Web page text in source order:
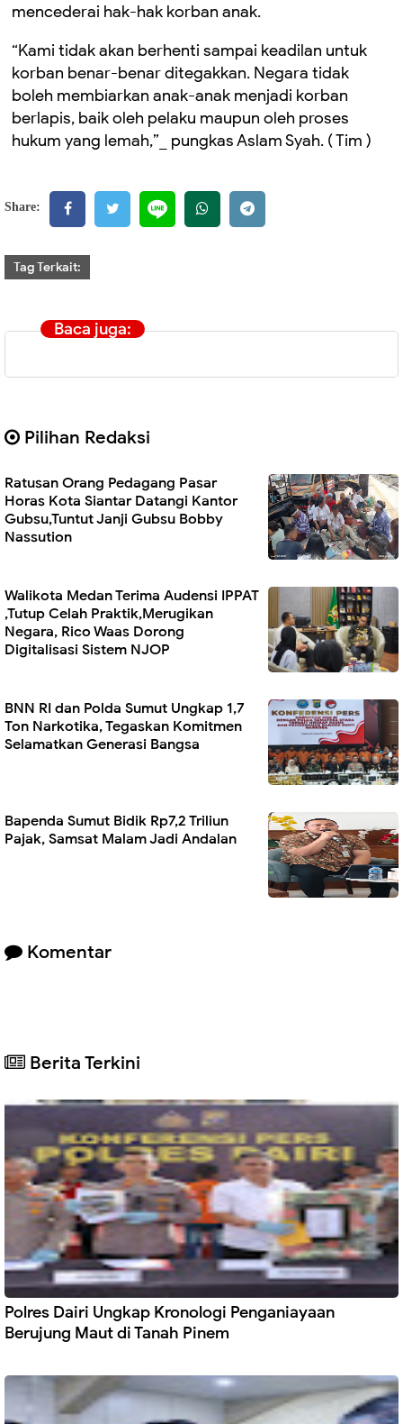
mencederai hak-hak korban anak.
“Kami tidak akan berhenti sampai keadilan untuk
korban benar-benar ditegakkan. Negara tidak
boleh membiarkan anak-anak menjadi korban
berlapis, baik oleh pelaku maupun oleh proses
hukum yang lemah,”_ pungkas Aslam Syah. ( Tim )
Share:
Tag Terkait:
Baca juga:
Pilihan Redaksi
Ratusan Orang Pedagang Pasar
Horas Kota Siantar Datangi Kantor
Gubsu,Tuntut Janji Gubsu Bobby
Nassution
Walikota Medan Terima Audensi IPPAT
,Tutup Celah Praktik,Merugikan
Negara, Rico Waas Dorong
Digitalisasi Sistem NJOP
BNN RI dan Polda Sumut Ungkap 1,7
Ton Narkotika, Tegaskan Komitmen
Selamatkan Generasi Bangsa
Bapenda Sumut Bidik Rp7,2 Triliun
Pajak, Samsat Malam Jadi Andalan
Komentar
Berita Terkini
Polres Dairi Ungkap Kronologi Penganiayaan
Berujung Maut di Tanah Pinem